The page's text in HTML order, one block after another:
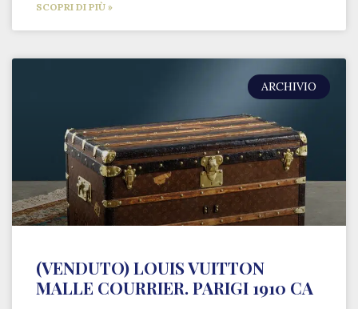
SCOPRI DI PIÙ »
ARCHIVIO
(VENDUTO) LOUIS VUITTON
MALLE COURRIER. PARIGI 1910 CA